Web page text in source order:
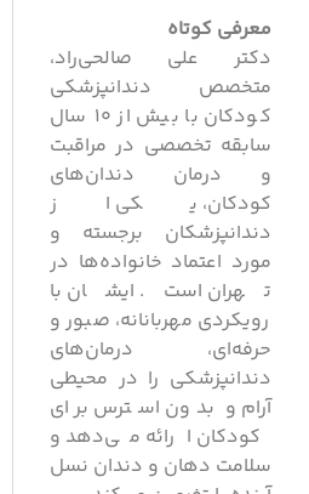
معرفی کوتاه
دکتر علی صالحی‌راد،
متخصص دندانپزشکی
کودکان با بیش از ۱۰ سال
سابقه تخصصی در مراقبت
و درمان دندان‌های
کودکان، یکی از
دندانپزشکان برجسته و
مورد اعتماد خانواده‌ها در
تهران است. ایشان با
رویکردی مهربانانه، صبور و
حرفه‌ای، درمان‌های
دندانپزشکی را در محیطی
آرام و بدون استرس برای
کودکان ارائه می‌دهد و
سلامت دهان و دندان نسل